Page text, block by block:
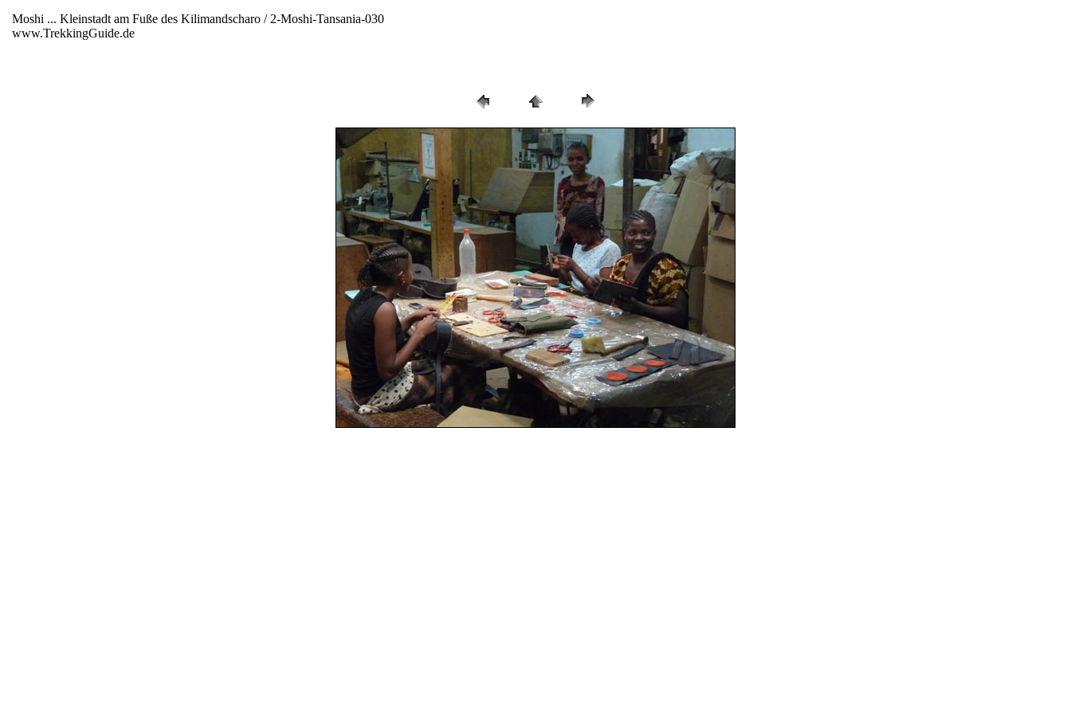
Moshi ... Kleinstadt am Fuße des Kilimandscharo / 2-Moshi-Tansania-030
www.TrekkingGuide.de